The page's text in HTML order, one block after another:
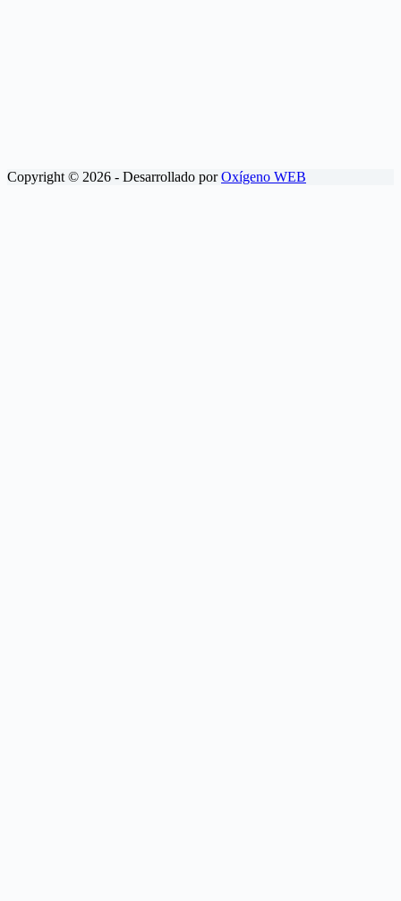
Copyright © 2026 - Desarrollado porOxígeno WEB